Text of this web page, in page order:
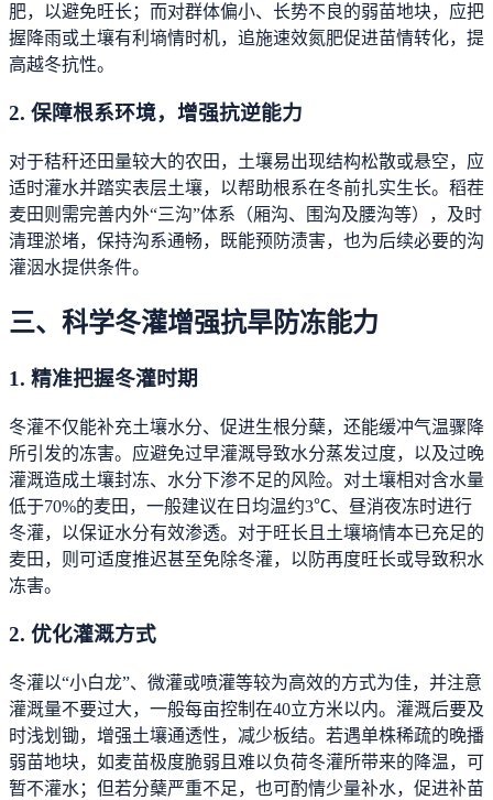
肥，以避免旺长；而对群体偏小、长势不良的弱苗地块，应把
握降雨或土壤有利墒情时机，追施速效氮肥促进苗情转化，提
高越冬抗性。
2. 保障根系环境，增强抗逆能力
对于秸秆还田量较大的农田，土壤易出现结构松散或悬空，应
适时灌水并踏实表层土壤，以帮助根系在冬前扎实生长。稻茬
麦田则需完善内外“三沟”体系（厢沟、围沟及腰沟等），及时
清理淤堵，保持沟系通畅，既能预防渍害，也为后续必要的沟
灌洇水提供条件。
三、科学冬灌增强抗旱防冻能力
1. 精准把握冬灌时期
冬灌不仅能补充土壤水分、促进生根分蘖，还能缓冲气温骤降
所引发的冻害。应避免过早灌溉导致水分蒸发过度，以及过晚
灌溉造成土壤封冻、水分下渗不足的风险。对土壤相对含水量
低于70%的麦田，一般建议在日均温约3℃、昼消夜冻时进行
冬灌，以保证水分有效渗透。对于旺长且土壤墒情本已充足的
麦田，则可适度推迟甚至免除冬灌，以防再度旺长或导致积水
冻害。
2. 优化灌溉方式
冬灌以“小白龙”、微灌或喷灌等较为高效的方式为佳，并注意
灌溉量不要过大，一般每亩控制在40立方米以内。灌溉后要及
时浅划锄，增强土壤通透性，减少板结。若遇单株稀疏的晚播
弱苗地块，如麦苗极度脆弱且难以负荷冬灌所带来的降温，可
暂不灌水；但若分蘖严重不足，也可酌情少量补水，促进补苗